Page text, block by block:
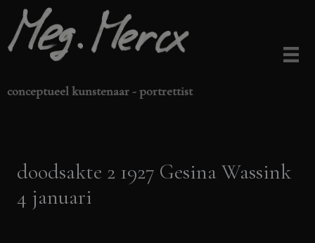
naar
de
conceptueel kunstenaar - portrettist
doodsakte 2 1927 Gesina Wassink
4 januari